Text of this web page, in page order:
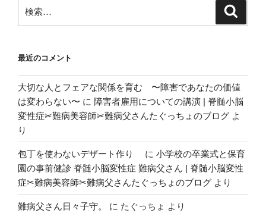
索:
最近のコメント
大切な人とフェアな関係を育む 〜障害であなたの価値
は変わらない〜 に 障害者雇用についての講演 | 脊髄小脳
変性症✂︎難病美容師✂︎難病父さんたぐっちょのブログ よ
り
包丁を使わないデザート作り に 小学校の卒業式と保育
園の事前健診 脊髄小脳変性症 難病父さん | 脊髄小脳変性
症✂︎難病美容師✂︎難病父さんたぐっちょのブログ より
難病父さん日々子守。 に たぐっちょ より